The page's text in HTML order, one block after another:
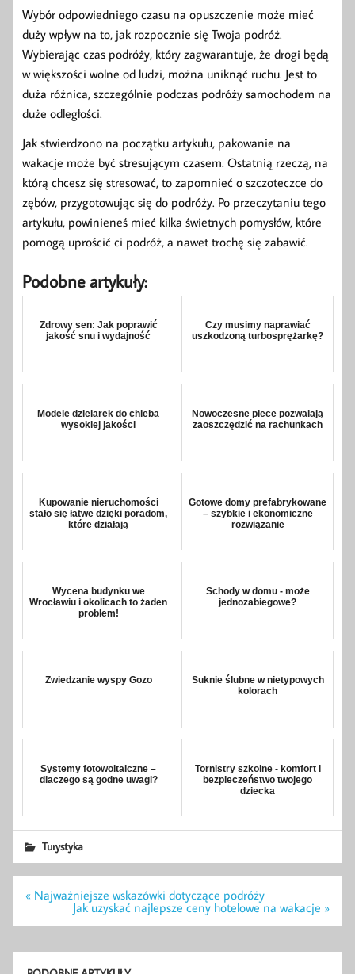
Wybór odpowiedniego czasu na opuszczenie może mieć
duży wpływ na to, jak rozpocznie się Twoja podróż.
Wybierając czas podróży, który zagwarantuje, że drogi będą
w większości wolne od ludzi, można uniknąć ruchu. Jest to
duża różnica, szczególnie podczas podróży samochodem na
duże odległości.
Jak stwierdzono na początku artykułu, pakowanie na
wakacje może być stresującym czasem. Ostatnią rzeczą, na
którą chcesz się stresować, to zapomnieć o szczoteczce do
zębów, przygotowując się do podróży. Po przeczytaniu tego
artykułu, powinieneś mieć kilka świetnych pomysłów, które
pomogą uprościć ci podróż, a nawet trochę się zabawić.
Podobne artykuły:
Zdrowy sen: Jak poprawić
jakość snu i wydajność
Czy musimy naprawiać
uszkodzoną turbosprężarkę?
Modele dzielarek do chleba
wysokiej jakości
Nowoczesne piece pozwalają
zaoszczędzić na rachunkach
Kupowanie nieruchomości
stało się łatwe dzięki poradom,
które działają
Gotowe domy prefabrykowane
– szybkie i ekonomiczne
rozwiązanie
Wycena budynku we
Wrocławiu i okolicach to żaden
problem!
Schody w domu - może
jednozabiegowe?
Zwiedzanie wyspy Gozo
Suknie ślubne w nietypowych
kolorach
Systemy fotowoltaiczne –
dlaczego są godne uwagi?
Tornistry szkolne - komfort i
bezpieczeństwo twojego
dziecka
Turystyka
Nawigacja
wpisu
« Najważniejsze wskazówki dotyczące podróży
Jak uzyskać najlepsze ceny hotelowe na wakacje »